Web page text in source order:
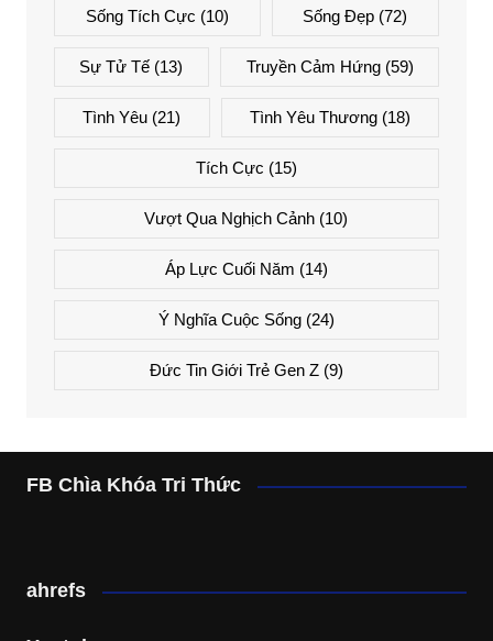
Sống Tích Cực (10) Sống Đẹp (72)
Sự Tử Tế (13) Truyền Cảm Hứng(59)
Tình Yêu (21) Tình Yêu Thương(18)
Tích Cực (15)
Vượt Qua Nghịch Cảnh (10)
Áp Lực Cuối Năm (14)
Ý Nghĩa Cuộc Sống(24)
Đức Tin Giới Trẻ Gen Z(9)
FB Chìa Khóa Tri Thức
ahrefs